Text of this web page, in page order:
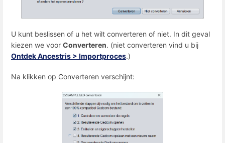
U kunt beslissen of u het wilt converteren of niet. In dit geval
kiezen we voor Converteren. (niet converteren vind u bij
Ontdek Ancestris > Importproces.)
Na klikken op Converteren verschijnt: